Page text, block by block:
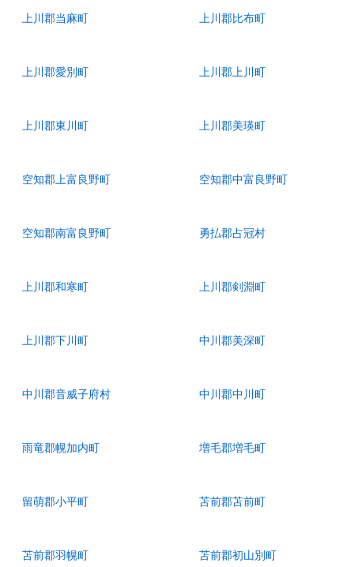
上川郡当麻町 上川郡比布町
上川郡愛別町 上川郡上川町
上川郡東川町 上川郡美瑛町
空知郡上富良野町 空知郡中富良野町
空知郡南富良野町 勇払郡占冠村
上川郡和寒町 上川郡剣淵町
上川郡下川町 中川郡美深町
中川郡音威子府村 中川郡中川町
雨竜郡幌加内町 増毛郡増毛町
留萌郡小平町 苫前郡苫前町
苫前郡羽幌町 苫前郡初山別町